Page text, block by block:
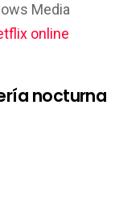
Media
online
nocturna